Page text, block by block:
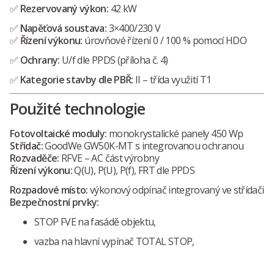
✅ Rezervovaný výkon: 42 kW
✅ Napěťová soustava:3×400/230 V
✅ Řízení výkonu: úrovňové řízení 0 / 100 % pomocí HDO
✅ Ochrany: U/f dle PPDS (příloha č. 4)
✅ Kategorie stavby dle PBŘ: II – třída využití T1
Použité technologie
Fotovoltaické moduly: monokrystalické panely 450 Wp
Střídač:GoodWe GW50K-MT s integrovanou ochranou
Rozvaděče: RFVE – AC část výrobny
Řízení výkonu:Q(U), P(U), P(f), FRT dle PPDS
Rozpadové místo:výkonový odpínač integrovaný ve střídači
Bezpečnostní prvky:
STOP FVE na fasádě objektu,
vazba na hlavní vypínač TOTAL STOP,